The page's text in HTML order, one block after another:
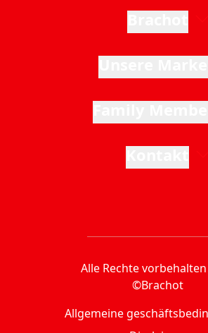
Alle Rechte
©Brachot
Allgemeine